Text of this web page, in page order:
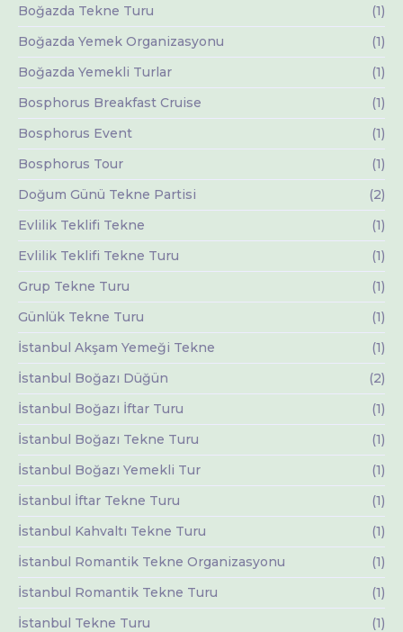
Boğazda Tekne Turu
(1)
Boğazda Yemek Organizasyonu
(1)
Boğazda Yemekli Turlar
(1)
Bosphorus Breakfast Cruise
(1)
Bosphorus Event
(1)
Bosphorus Tour
(1)
Doğum Günü Tekne Partisi
(2)
Evlilik Teklifi Tekne
(1)
Evlilik Teklifi Tekne Turu
(1)
Grup Tekne Turu
(1)
Günlük Tekne Turu
(1)
İstanbul Akşam Yemeği Tekne
(1)
İstanbul Boğazı Düğün
(2)
İstanbul Boğazı İftar Turu
(1)
İstanbul Boğazı Tekne Turu
(1)
İstanbul Boğazı Yemekli Tur
(1)
İstanbul İftar Tekne Turu
(1)
İstanbul Kahvaltı Tekne Turu
(1)
İstanbul Romantik Tekne Organizasyonu
(1)
İstanbul Romantik Tekne Turu
(1)
İstanbul Tekne Turu
(1)